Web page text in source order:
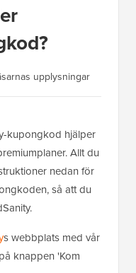
upplysningar
kupongkod hjälper
Allt du
nedan för
så att du
s webbplats med vår
knappen 'Kom